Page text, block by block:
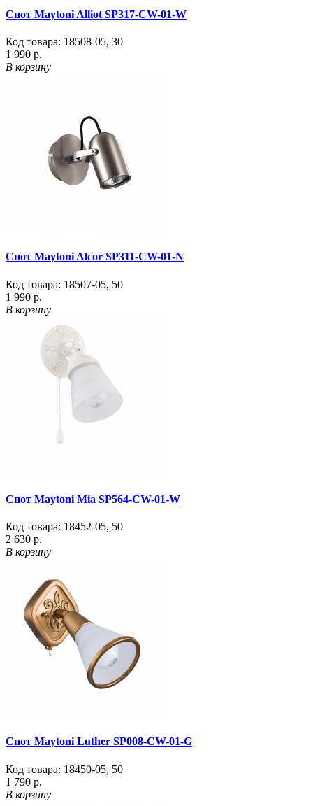
Спот Maytoni Alliot SP317-CW-01-W
Код товара: 18508-05, 30
1 990 р.
В корзину
Спот Maytoni Alcor SP311-CW-01-N
Код товара: 18507-05, 50
1 990 р.
В корзину
Спот Maytoni Mia SP564-CW-01-W
Код товара: 18452-05, 50
2 630 р.
В корзину
Спот Maytoni Luther SP008-CW-01-G
Код товара: 18450-05, 50
1 790 р.
В корзину